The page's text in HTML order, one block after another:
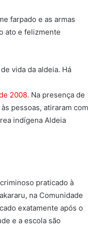
farpado e as armas
ato e felizmente
vida da aldeia. Há
2008. Na presença de
pessoas, atiraram com
indígena Aldeia
praticado à
na Comunidade
exatamente após o
e a escola são